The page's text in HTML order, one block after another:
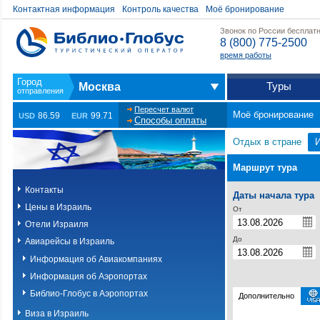
Контактная информация Контроль качества Моё бронирование
Звонок по России
8 (800) 775-2500
время работы
Москва Туры
USD 86.59 EUR 99.71
Пересчет валют
Способы оплаты
Моё бронирование
Контакты
Цены в Израиль
Отели Израиля
Авиарейсы в Израиль
Информация об Авиакомпаниях
Информация об Аэропортах
Библио-Глобус в Аэропортах
Виза в Израиль
Отдых в стране
Маршрут тура
Даты начала тура
От
До
Дополнительно